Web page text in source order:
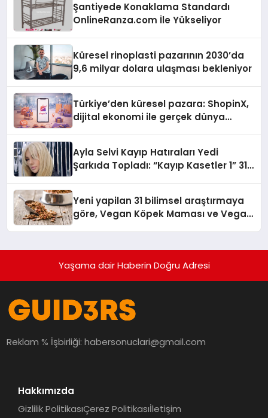
Şantiyede Konaklama Standardı
OnlineRanza.com İle Yükseliyor
Küresel rinoplasti pazarının 2030’da
9,6 milyar dolara ulaşması bekleniyor
Türkiye’den küresel pazara: ShopinX,
dijital ekonomi ile gerçek dünya
Ayla Selvi Kayıp Hatıraları Yedi
Şarkıda Topladı: “Kayıp Kasetler 1” 31
Yeni yapilan 31 bilimsel araştırmaya
göre, Vegan Köpek Maması ve Vegan
Yaşama dair Haberin Doğru Adresi
Reklam % İşbirliği:habersonuclari@gmail.com
Hakkımızda
Gizlilik PolitikasıÇerez Politikasıİletişim